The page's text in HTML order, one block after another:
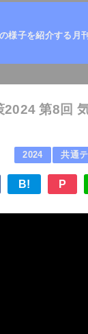
様子を紹介する月
2024 第8回
2024
共通
B! P